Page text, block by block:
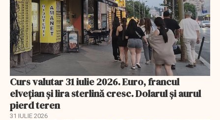
Curs valutar 31 iulie 2026. Euro, francul
elvețian și lira sterlină cresc. Dolarul și aurul
pierd teren
31 IULIE 2026